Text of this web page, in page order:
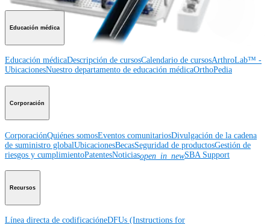
Educación médica
Educación médicaDescripción de cursosCalendario de cursosArthroLab™ -
UbicacionesNuestro departamento de educación médicaOrthoPedia
Corporación
CorporaciónQuiénes somosEventos comunitariosDivulgación de la cadena
de suministro globalUbicacionesBecasSeguridad de productosGestión de
riesgos y cumplimientoPatentesNoticiasopen_in_newSBA Support
Recursos
Línea directa de codificacióneDFUs (Instructions for